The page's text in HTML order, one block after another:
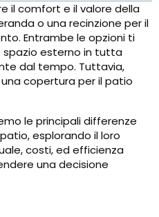
il comfort e il valore della
o una recinzione per il
Entrambe le opzioni ti
esterno in tutta
dal tempo. Tuttavia,
copertura per il patio
le principali differenze
esplorando il loro
costi, ed efficienza
una decisione